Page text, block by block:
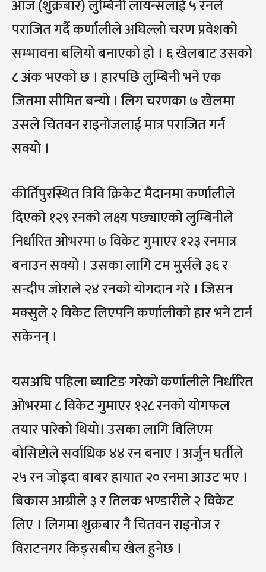
आज (शुक्रबार) लुम्बिनी लायन्सलाई ५ रनले
पराजित गर्दै कर्णालीले अघिल्लो चरण प्रवेशको
सम्भावना बलियो बनाएको हो । ६ खेलबाट उसको
८ अंक भएको छ । हारपछि लुम्बिनी भने एक
जितमा सीमित बन्यो । लिग चरणका ७ खेलमा
उसले चितवन राइनोजलाई मात्र पराजित गर्न
सक्यो ।
कीर्तिपुरस्थित त्रिवि क्रिकेट मैदानमा कर्णालीले
दिएको १२९ रनको लक्ष्य पछ्याएको लुम्बिनीले
निर्धारित ओभरमा ७ विकेट गुमाएर १२३ रनमात्र
बनाउन सक्यो । उसका लागि टम मुर्सले ३६ र
सन्दीप जोराले २४ रनको योगदान गरे । जिसन
मक्सुले २ विकेट लिएपनि कर्णालीको हार भने टार्न
सकेनन् ।
यसअघि पहिला ब्याटिङ गरेको कर्णालीले निर्धारित
ओभरमा ८ विकेट गुमाएर १२८ रनको योगफल
तयार पारेको थियो। उसका लागि विलिएम
बोसिष्टोले सर्वाधिक ४४ रन बनाए । अर्जुन घर्तीले
२५ रन जोड्दा बाबर हायात २० रनमा आउट भए ।
बिकास आग्रीले ३ र तिलक भण्डारीले २ विकेट
लिए । लिगमा शुक्रबार नै चितवन राइनोज र
विराटनगर किङ्सबीच खेल हुनेछ ।